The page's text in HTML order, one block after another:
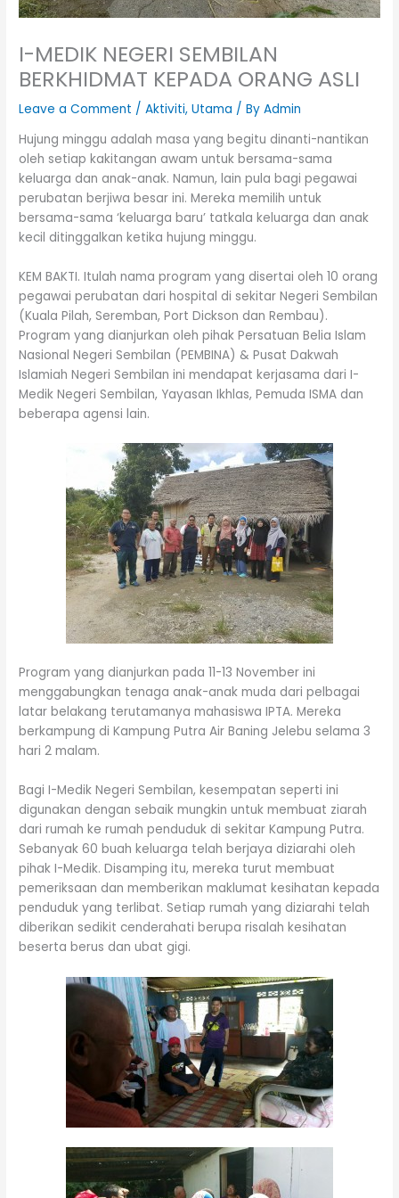
I-MEDIK NEGERI SEMBILAN
BERKHIDMAT KEPADA ORANG ASLI
Leave a Comment /Aktiviti,Utama / ByAdmin
Hujung minggu adalah masa yang begitu dinanti-nantikan
oleh setiap kakitangan awam untuk bersama-sama
keluarga dan anak-anak. Namun, lain pula bagi pegawai
perubatan berjiwa besar ini. Mereka memilih untuk
bersama-sama ‘keluarga baru’ tatkala keluarga dan anak
kecil ditinggalkan ketika hujung minggu.
KEM BAKTI. Itulah nama program yang disertai oleh 10 orang
pegawai perubatan dari hospital di sekitar Negeri Sembilan
(Kuala Pilah, Seremban, Port Dickson dan Rembau).
Program yang dianjurkan oleh pihak Persatuan Belia Islam
Nasional Negeri Sembilan (PEMBINA) & Pusat Dakwah
Islamiah Negeri Sembilan ini mendapat kerjasama dari I-
Medik Negeri Sembilan, Yayasan Ikhlas, Pemuda ISMA dan
beberapa agensi lain.
Program yang dianjurkan pada 11-13 November ini
menggabungkan tenaga anak-anak muda dari pelbagai
latar belakang terutamanya mahasiswa IPTA. Mereka
berkampung di Kampung Putra Air Baning Jelebu selama 3
hari 2 malam.
Bagi I-Medik Negeri Sembilan, kesempatan seperti ini
digunakan dengan sebaik mungkin untuk membuat ziarah
dari rumah ke rumah penduduk di sekitar Kampung Putra.
Sebanyak 60 buah keluarga telah berjaya diziarahi oleh
pihak I-Medik. Disamping itu, mereka turut membuat
pemeriksaan dan memberikan maklumat kesihatan kepada
penduduk yang terlibat. Setiap rumah yang diziarahi telah
diberikan sedikit cenderahati berupa risalah kesihatan
beserta berus dan ubat gigi.